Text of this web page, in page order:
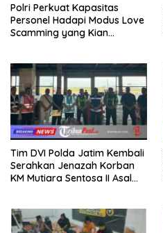
Polri Perkuat Kapasitas
Personel Hadapi Modus Love
Scamming yang Kian
Tim DVI Polda Jatim Kembali
Serahkan Jenazah Korban
KM Mutiara Sentosa II Asal